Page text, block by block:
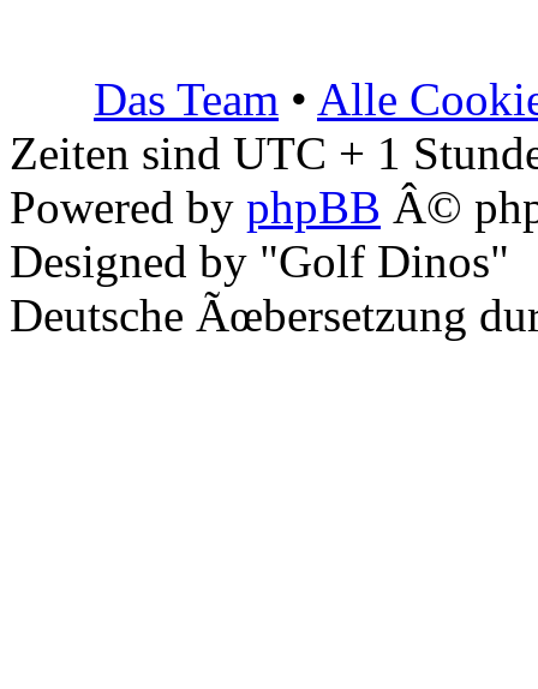
Das Team • Alle
Zeiten sind UTC + 1
Powered by phpBB Â©
Designed by "Golf Dinos"
Deutsche Ãœbersetzung